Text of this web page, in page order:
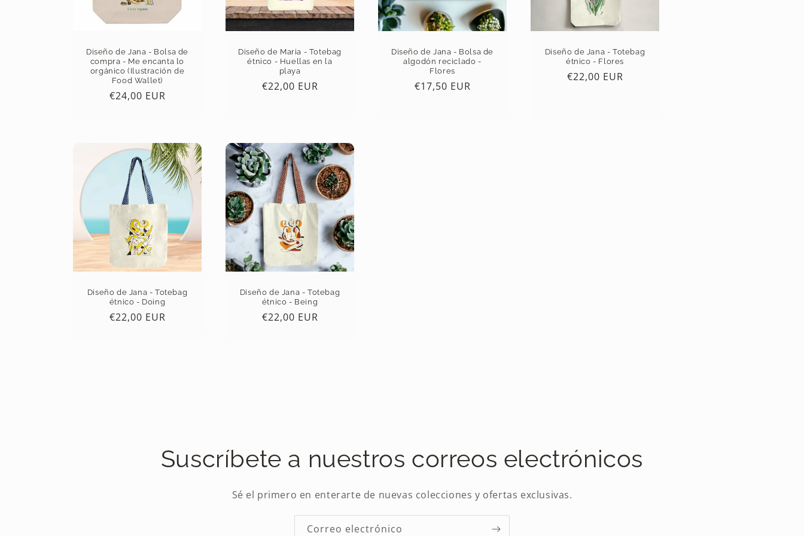
Diseño de Jana - Bolsa de
compra - Me encanta lo
orgánico (Ilustración de
Food Wallet)
Precio
€24,00 EUR
Diseño de Maria - Totebag
étnico - Huellas en la
playa
Precio
€22,00 EUR
Diseño de Jana - Bolsa de
algodón reciclado -
Flores
Precio
€17,50 EUR
Diseño de Jana - Totebag
étnico - Flores
Precio
€22,00 EUR
Diseño de Jana - Totebag
étnico - Doing
Precio
€22,00 EUR
Diseño de Jana - Totebag
étnico - Being
Precio
€22,00 EUR
Suscríbete a nuestros correos electrónicos
Sé el primero en enterarte de nuevas colecciones y ofertas exclusivas.
Correo electrónico